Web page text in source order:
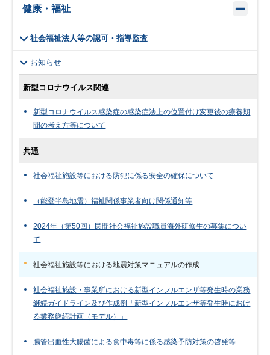
健康・福祉
社会福祉法人等の認可・指導監査
お知らせ
新型コロナウイルス関連
新型コロナウイルス感染症の感染症法上の位置付け変更後の療養期
間の考え方等について
共通
社会福祉施設等における防犯に係る安全の確保について
（能登半島地震）福祉関係事業者向け関係通知等
2024年（第50回）民間社会福祉施設職員海外研修生の募集につい
て
社会福祉施設等における地震対策マニュアルの作成
社会福祉施設・事業所における新型インフルエンザ等発生時の業務
継続ガイドライン及び作成例「新型インフルエンザ等発生時におけ
る業務継続計画（モデル）」
腸管出血性大腸菌による食中毒等に係る感染予防対策の啓発等